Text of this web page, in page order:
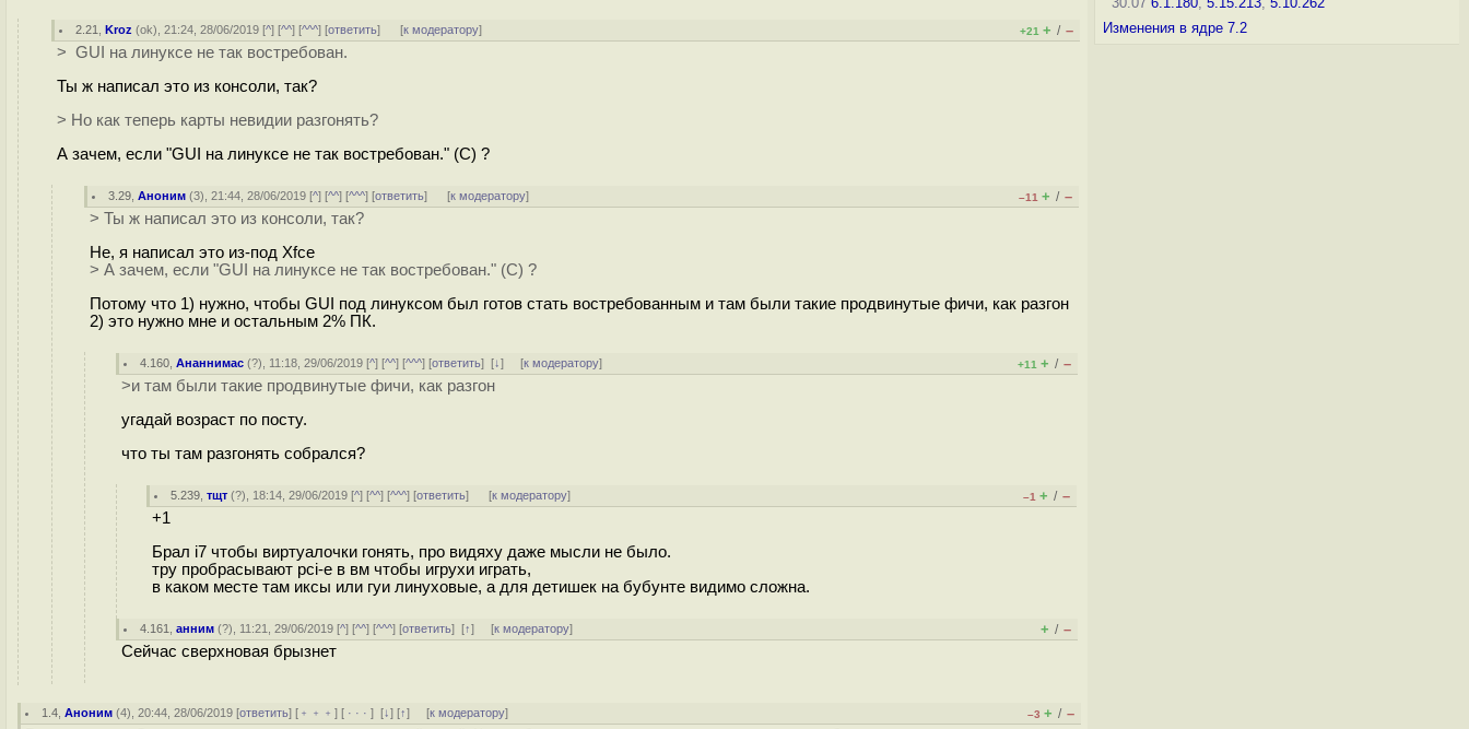
2.21 ,Kroz (ok), 21:24, 28/06/2019 [^] [^^] [^^^] [ответить] [к модератору] +21 + / –
> GUI на линуксе не так востребован.
Ты ж написал это из консоли, так?
> Но как теперь карты невидии разгонять?
А зачем, если "GUI на линуксе не так востребован." (С) ?
3.29 ,Аноним (3), 21:44, 28/06/2019 [^] [^^] [^^^] [ответить] [к модератору] –11 + / –
> Ты ж написал это из консоли, так?
Не, я написал это из-под Xfce
> А зачем, если "GUI на линуксе не так востребован." (С) ?
Потому что 1) нужно, чтобы GUI под линуксом был готов стать востребованным и там были такие продвинутые фичи, как разгон
2) это нужно мне и остальным 2% ПК.
4.160 ,Ананнимас (?), 11:18, 29/06/2019 [^] [^^] [^^^] [ответить][↓] [к модератору] +11 + / –
>и там были такие продвинутые фичи, как разгон
угадай возраст по посту.
что ты там разгонять собрался?
5.239 ,тщт (?), 18:14, 29/06/2019 [^] [^^] [^^^] [ответить] [к модератору] –1 + / –
+1
Брал i7 чтобы виртуалочки гонять, про видяху даже мысли не было.
тру пробрасывают pci-e в вм чтобы игрухи играть,
в каком месте там иксы или гуи линуховые, а для детишек на бубунте видимо сложна.
4.161 ,анним (?), 11:21, 29/06/2019 [^] [^^] [^^^] [ответить][↑] [к модератору] + / –
Сейчас сверхновая брызнет
1.4 ,Аноним (4), 20:44, 28/06/2019 [ответить] [ ﹢﹢﹢] [ · · ·][↓] [↑] [к модератору] –3 + / –
Изменения в ядре 7.2